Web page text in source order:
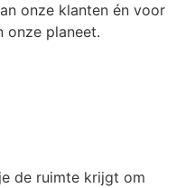
onze klanten én voor
onze planeet.
de ruimte krijgt om